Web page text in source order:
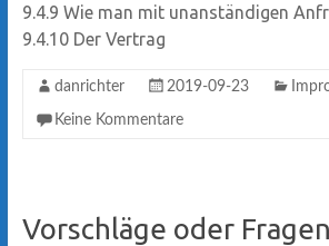
9.4.9 Wie man mit unanständigen
9.4.10 Der Vertrag
danrichter 2019-09-23
Keine Kommentare
Vorschläge oder Fragen